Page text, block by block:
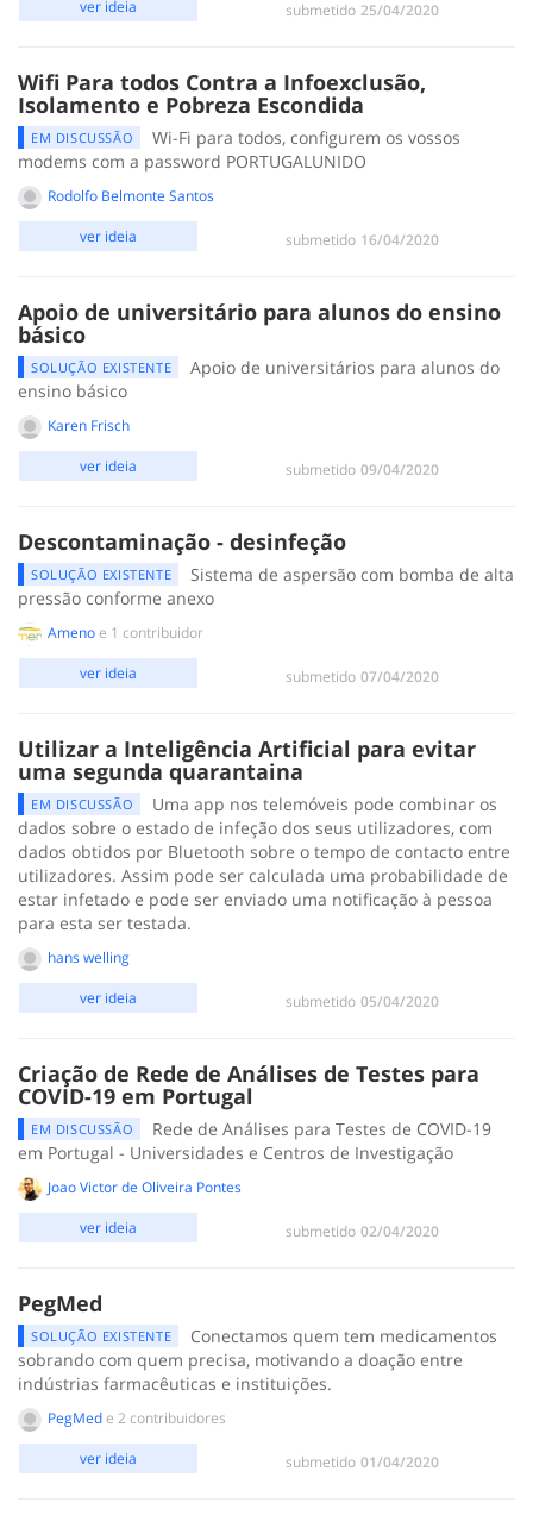
submetido ‎25/04/2020
ver ideia
Wifi Para todos Contra a Infoexclusão,
Isolamento e Pobreza Escondida
EM DISCUSSÃO
Wi-Fi para todos, configurem os vossos
modems com a password PORTUGALUNIDO
Rodolfo Belmonte Santos
submetido ‎16/04/2020
ver ideia
Apoio de universitário para alunos do ensino
básico
SOLUÇÃO EXISTENTE
Apoio de universitários para alunos do
ensino básico
Karen Frisch
submetido ‎09/04/2020
ver ideia
Descontaminação - desinfeção
SOLUÇÃO EXISTENTE
Sistema de aspersão com bomba de alta
pressão conforme anexo
Amenoe 1 contribuidor
submetido ‎07/04/2020
ver ideia
Utilizar a Inteligência Artificial para evitar
uma segunda quarantaina
EM DISCUSSÃO
Uma app nos telemóveis pode combinar os
dados sobre o estado de infeção dos seus utilizadores, com
dados obtidos por Bluetooth sobre o tempo de contacto entre
utilizadores. Assim pode ser calculada uma probabilidade de
estar infetado e pode ser enviado uma notificação à pessoa
para esta ser testada.
hans welling
submetido ‎05/04/2020
ver ideia
Criação de Rede de Análises de Testes para
COVID-19 em Portugal
EM DISCUSSÃO
Rede de Análises para Testes de COVID-19
em Portugal - Universidades e Centros de Investigação
Joao Victor de Oliveira Pontes
submetido ‎02/04/2020
ver ideia
PegMed
SOLUÇÃO EXISTENTE
Conectamos quem tem medicamentos
sobrando com quem precisa, motivando a doação entre
indústrias farmacêuticas e instituições.
PegMede 2 contribuidores
submetido ‎01/04/2020
ver ideia